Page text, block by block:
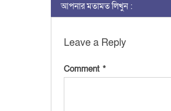
আপনার মতামত লিখুন :
Leave a Reply
Comment *